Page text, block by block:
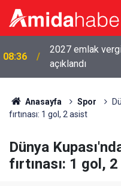
08:36
2027 emlak
açıklandı
Anasayfa Spor
fırtınası: 1 gol, 2 asist
Dünya
fırtınası: 1 gol,